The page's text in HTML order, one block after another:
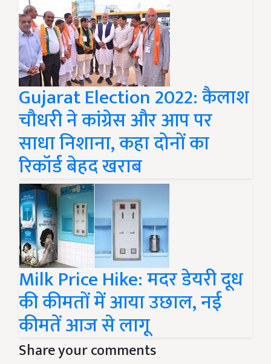
Gujarat Election 2022: कैलाश
चौधरी ने कांग्रेस और आप पर
साधा निशाना, कहा दोनों का
रिकॉर्ड बेहद खराब
Milk Price Hike: मदर डेयरी दूध
की कीमतों में आया उछाल, नई
कीमतें आज से लागू
Share your comments